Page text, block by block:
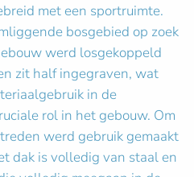
met een sportruimte.
bosgebied op zoek
werd losgekoppeld
zit half ingegraven, wat
in de
rol in het gebouw. Om
werd gebruik gemaakt
dak is volledig van staal en